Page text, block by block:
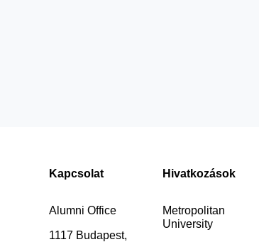
Kapcsolat
Alumni Office
1117 Budapest,
Hivatkozások
Metropolitan
University